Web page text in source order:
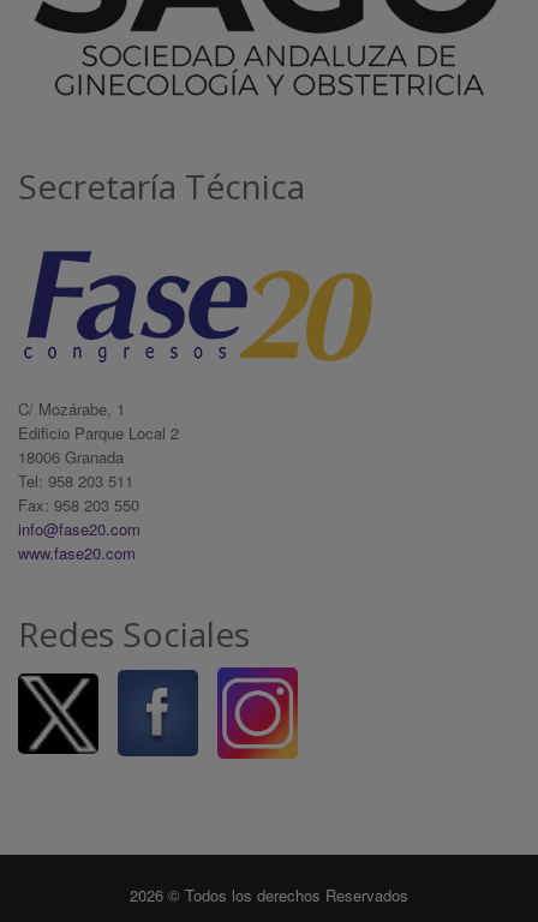
Secretaría Técnica
C/ Mozárabe, 1
Edificio Parque Local 2
18006 Granada
Tel: 958 203 511
Fax: 958 203 550
info@fase20.com
www.fase20.com
Redes Sociales
2026 © Todos los derechos Reservados